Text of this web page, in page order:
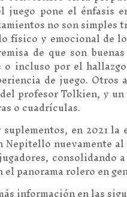
juego pone el énfasis
no son
físico y emocional de
de que son
o incluso por el
de juego. Otros
profesor Tolkien, y
o cuadrículas.
en 2021
Nepitello nuevamente
consolidando
panorama rolero en